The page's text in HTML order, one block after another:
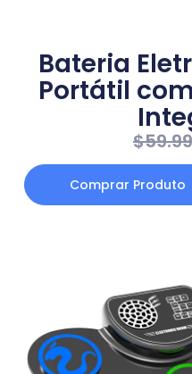
Bateria
Portátil
$59.99
Comprar Produto